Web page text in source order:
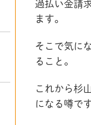
過払い金請
ます。
そこで気に
ること。
これから杉
になる噂で